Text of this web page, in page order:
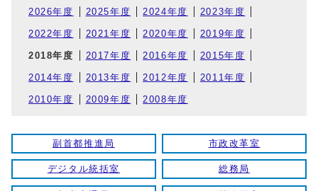
2026年度 2025年度 2024年度 2023年度
2022年度 2021年度 2020年度 2019年度
2018年度 2017年度 2016年度 2015年度
2014年度 2013年度 2012年度 2011年度
2010年度 2009年度 2008年度
副首都推進局 市政改革室
デジタル統括室 総務局